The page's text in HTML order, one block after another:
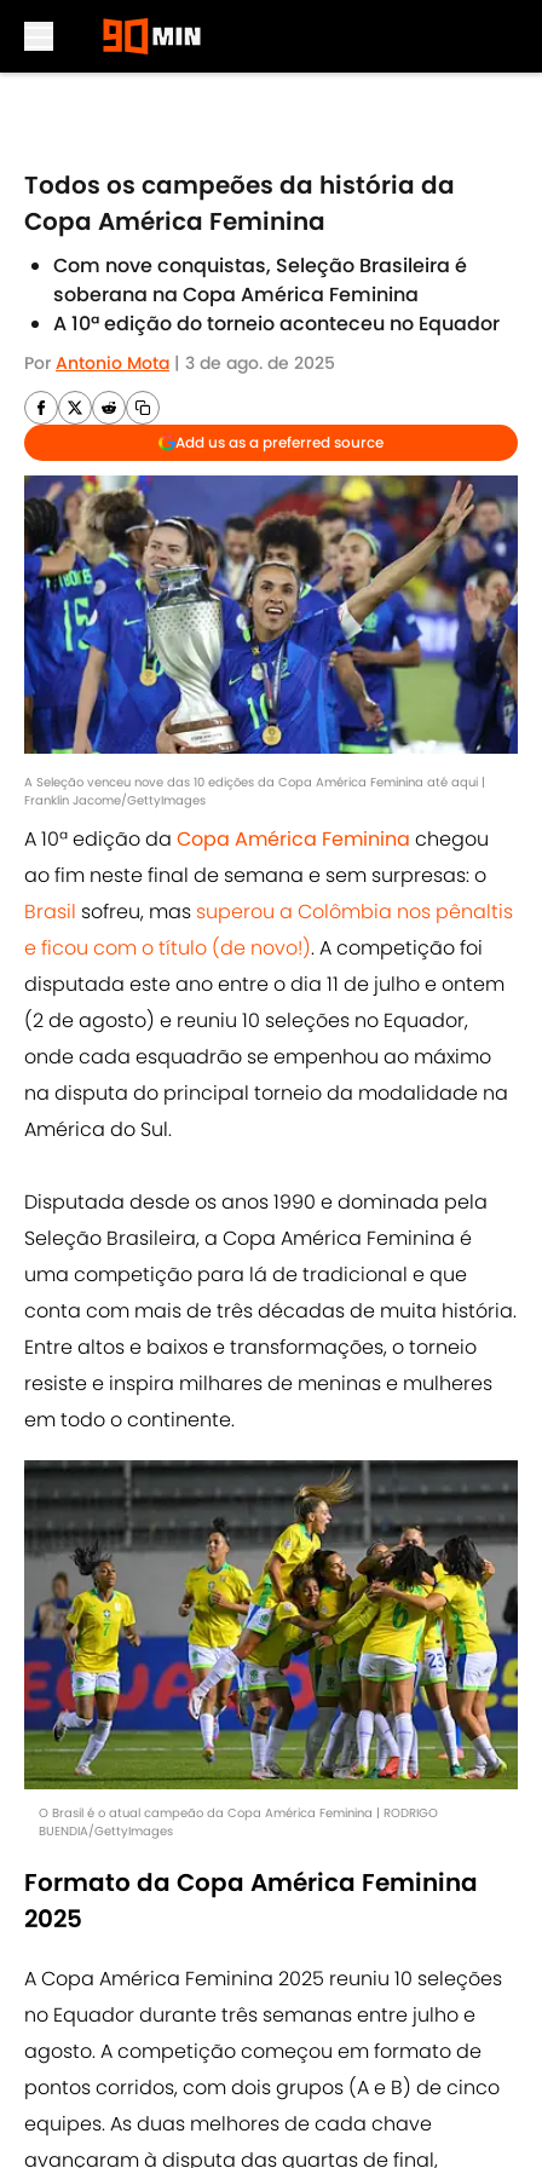
Todos os campeões da história da
Copa América Feminina
Com nove conquistas, Seleção Brasileira é
soberana na Copa América Feminina
A 10ª edição do torneio aconteceu no Equador
Por Antonio Mota | 3 de ago. de 2025
Add us as a preferred source
A Seleção venceu nove das 10 edições da Copa América Feminina até aqui |
Franklin Jacome/GettyImages
A 10ª edição da Copa América Feminina chegou
ao fim neste final de semana e sem surpresas: o
Brasil sofreu, mas superou a Colômbia nos pênaltis
e ficou com o título (de novo!). A competição foi
disputada este ano entre o dia 11 de julho e ontem
(2 de agosto) e reuniu 10 seleções no Equador,
onde cada esquadrão se empenhou ao máximo
na disputa do principal torneio da modalidade na
América do Sul.
Disputada desde os anos 1990 e dominada pela
Seleção Brasileira, a Copa América Feminina é
uma competição para lá de tradicional e que
conta com mais de três décadas de muita história.
Entre altos e baixos e transformações, o torneio
resiste e inspira milhares de meninas e mulheres
em todo o continente.
O Brasil é o atual campeão da Copa América Feminina | RODRIGO
BUENDIA/GettyImages
Formato da Copa América Feminina
2025
A Copa América Feminina 2025 reuniu 10 seleções
no Equador durante três semanas entre julho e
agosto. A competição começou em formato de
pontos corridos, com dois grupos (A e B) de cinco
equipes. As duas melhores de cada chave
avançaram à disputa das quartas de final,